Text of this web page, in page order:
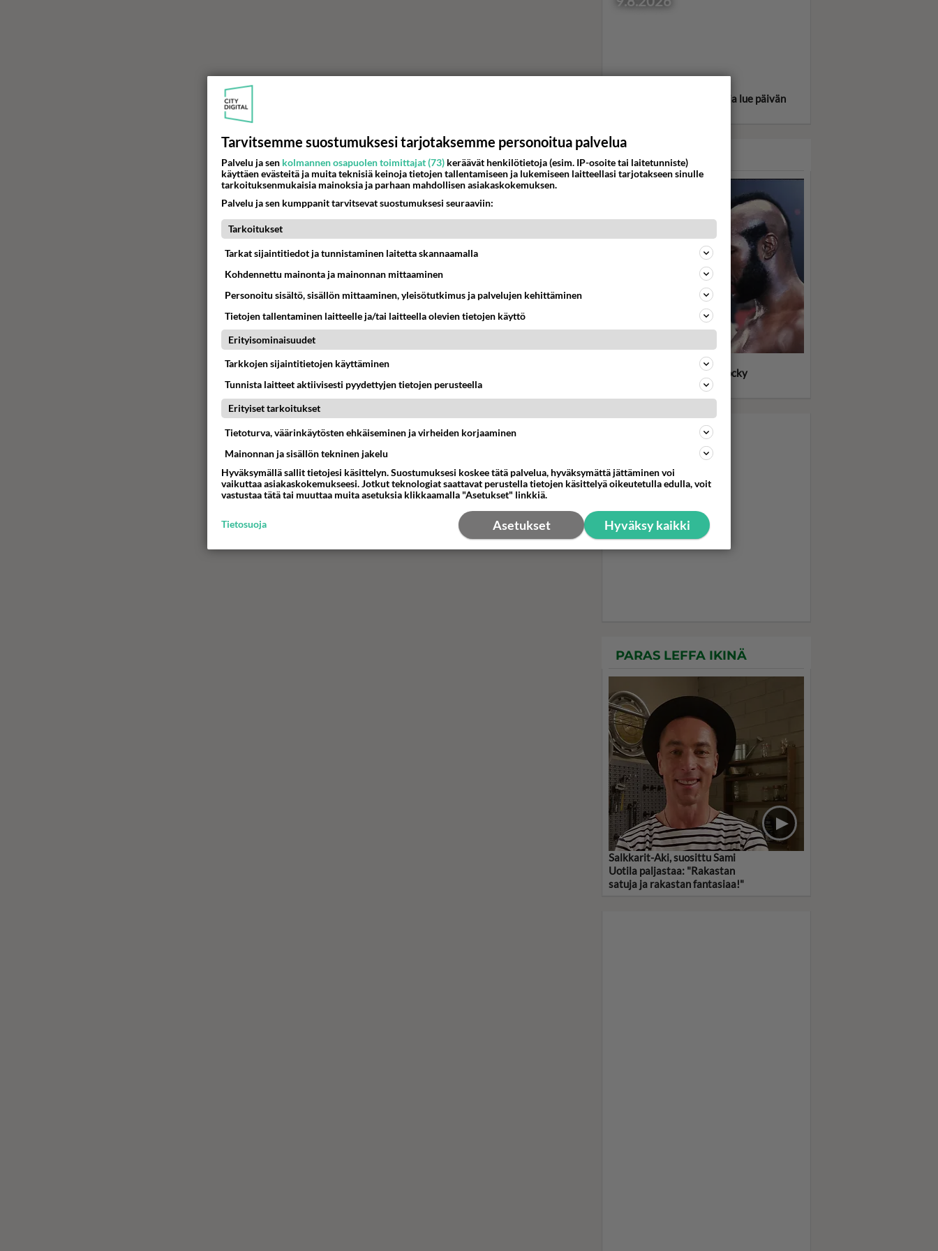
Valitse oma tähtimerkkisi ja lue päivän
KASARI
Stallone meinasi heittää
henkensä kuvauksissa - Rocky
tykitti tykimmin kasarilla
PARAS LEFFA IKINÄ
Salkkarit-Aki, suosittu Sami
Uotila paljastaa: "Rakastan
satuja ja rakastan fantasiaa!"
Tarvitsemme suostumuksesi tarjotaksemme personoitua palvelua
Palvelu ja sen kolmannen osapuolen toimittajat (73) keräävät henkilötietoja (esim. IP-osoite tai laitetunniste)
käyttäen evästeitä ja muita teknisiä keinoja tietojen tallentamiseen ja lukemiseen laitteellasi tarjotakseen sinulle
tarkoituksenmukaisia mainoksia ja parhaan mahdollisen asiakaskokemuksen.
Palvelu ja sen kumppanit tarvitsevat suostumuksesi seuraaviin:
Tarkoitukset
Tarkat sijaintitiedot ja tunnistaminen laitetta skannaamalla
Kohdennettu mainonta ja mainonnan mittaaminen
Personoitu sisältö, sisällön mittaaminen, yleisötutkimus ja palvelujen kehittäminen
Tietojen tallentaminen laitteelle ja/tai laitteella olevien tietojen käyttö
Erityisominaisuudet
Tarkkojen sijaintitietojen käyttäminen
Tunnista laitteet aktiivisesti pyydettyjen tietojen perusteella
Erityiset tarkoitukset
Tietoturva, väärinkäytösten ehkäiseminen ja virheiden korjaaminen
Mainonnan ja sisällön tekninen jakelu
Hyväksymällä sallit tietojesi käsittelyn. Suostumuksesi koskee tätä palvelua, hyväksymättä jättäminen voi
vaikuttaa asiakaskokemukseesi. Jotkut teknologiat saattavat perustella tietojen käsittelyä oikeutetulla edulla, voit
vastustaa tätä tai muuttaa muita asetuksia klikkaamalla "Asetukset" linkkiä.
Hyväksy kaikki
Asetukset
Tietosuoja